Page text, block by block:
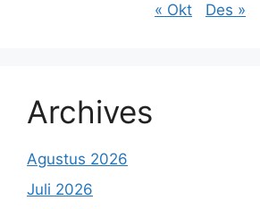
« Okt Des »
Archives
Agustus 2026
Juli 2026